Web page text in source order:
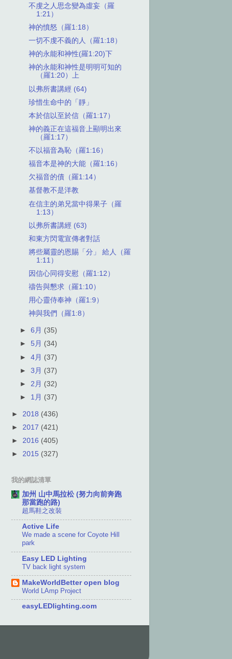
不虔之人思念變為虛妄（羅
1:21）
神的憤怒（羅1:18）
一切不虔不義的人（羅1:18）
神的永能和神性(羅1:20)下
神的永能和神性是明明可知的
（羅1:20）上
以弗所書講經 (64)
珍惜生命中的「靜」
本於信以至於信（羅1:17）
神的義正在這福音上顯明出來
（羅1:17）
不以福音為恥（羅1:16）
福音本是神的大能（羅1:16）
欠福音的債（羅1:14）
基督教不是洋教
在信主的弟兄當中得果子（羅
1:13）
以弗所書講經 (63)
和東方閃電宣傳者對話
將些屬靈的恩賜「分」 給人（羅
1:11）
因信心同得安慰（羅1:12）
禱告與懇求（羅1:10）
用心靈侍奉神（羅1:9）
神與我們（羅1:8）
►6月 (35)
► 5月 (34)
►4月 (37)
►3月 (37)
► 2月 (32)
► 1月 (37)
► 2018 (436)
► 2017 (421)
► 2016 (405)
► 2015 (327)
我的網誌清單
加州 山中馬拉松 (努力向前奔跑
那當跑的路)
超馬鞋之改裝
Active Life
We made a scene for Coyote Hill
park
Easy LED Lighting
TV back light system
MakeWorldBetter open blog
World LAmp Project
easyLEDlighting.com